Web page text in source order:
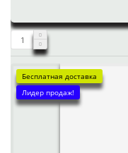
Бесплатная доставка
Лидер продаж!